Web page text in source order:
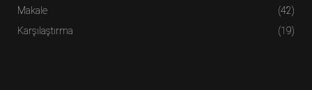
Makale
(42)
Karşılaştırma
(19)